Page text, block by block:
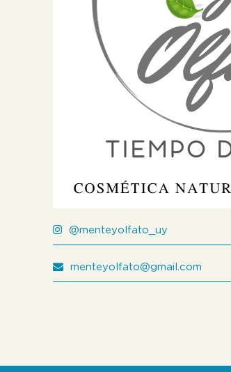
@menteyolfato_uy
menteyolfato@gmail.com